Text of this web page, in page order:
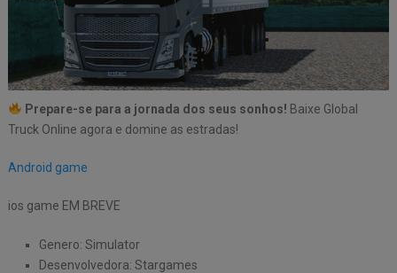
Prepare-se para a jornada dos seus sonhos! Baixe Global
Truck Online agora e domine as estradas!
Android game
ios game EM BREVE
Genero: Simulator
Desenvolvedora: Stargames